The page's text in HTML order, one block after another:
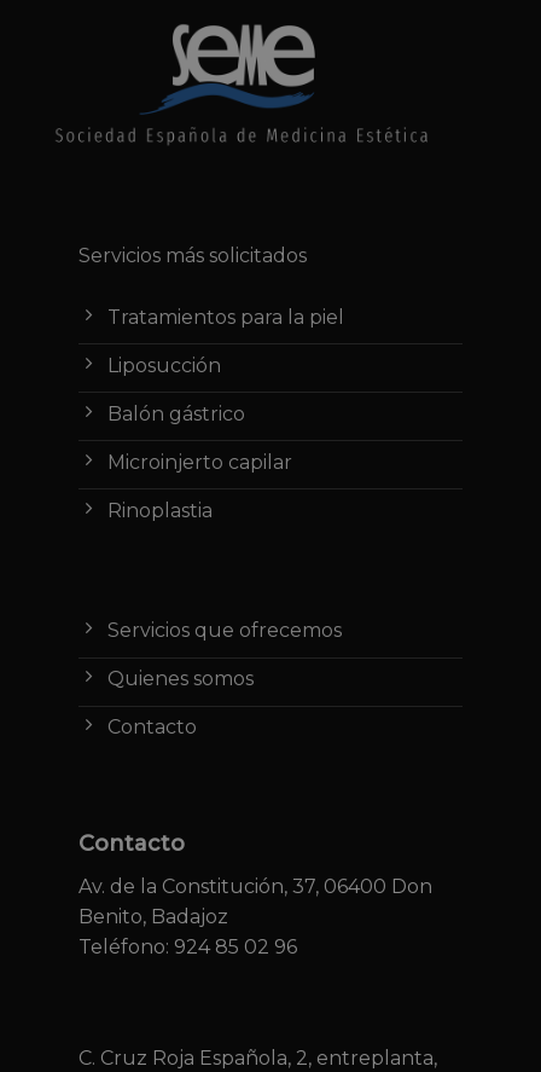
Servicios más solicitados
Tratamientos para la piel
Liposucción
Balón gástrico
Microinjerto capilar
Rinoplastia
Servicios que ofrecemos
Quienes somos
Contacto
Contacto
Av. de la Constitución, 37, 06400 Don
Benito, Badajoz
Teléfono: 924 85 02 96
C. Cruz Roja Española, 2, entreplanta,